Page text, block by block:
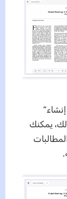
يمكنك